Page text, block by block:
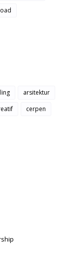
arsitektur
cerpen